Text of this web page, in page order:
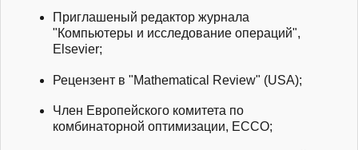
Приглашеный редактор журнала
"Компьютеры и исследование операций",
Elsevier;
Рецензент в "Mathematical Review" (USA);
Член Европейского комитета по
комбинаторной оптимизации, ECCO;